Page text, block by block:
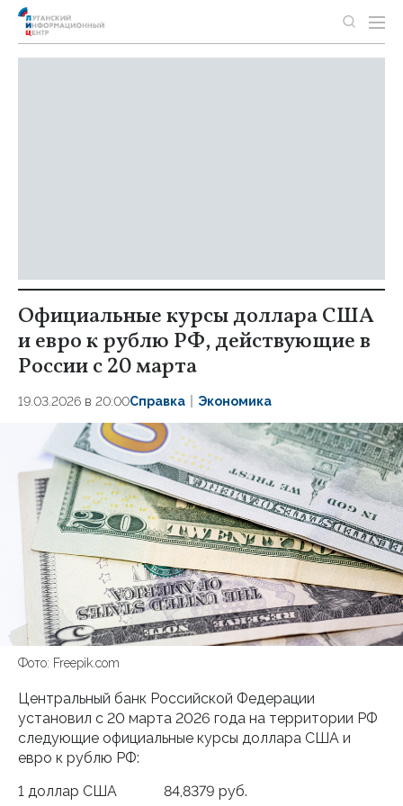
Официальные курсы доллара США
и евро к рублю РФ, действующие в
России с 20 марта
19.03.2026 в 20:00Справка Экономика
Фото: Freepik.com
Центральный банк Российской Федерации
установил с 20 марта 2026 года на территории РФ
следующие официальные курсы доллара США и
евро к рублю РФ:
1 доллар США 84,8379 руб.